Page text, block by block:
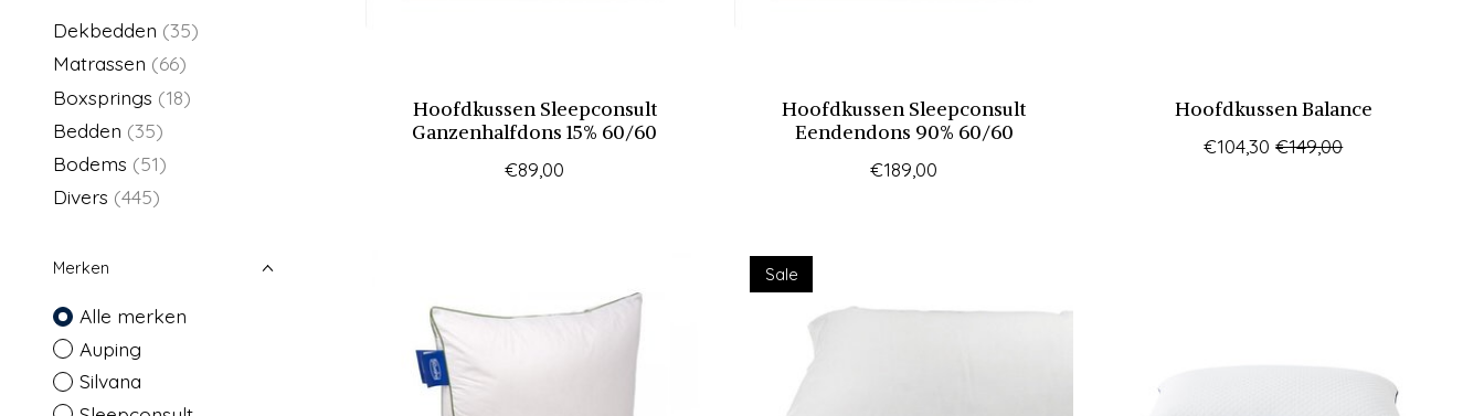
Dekbedden (35)
Matrassen (66)
Boxsprings (18)
Bedden (35)
Bodems (51)
Divers (445)
Merken
Alle merken
Auping
Silvana
Hoofdkussen Sleepconsult
Ganzenhalfdons 15% 60/60
€89,00
Hoofdkussen Sleepconsult
Eendendons 90% 60/60
€189,00
Hoofdkussen Balance
€104,30 €149,00
Sale